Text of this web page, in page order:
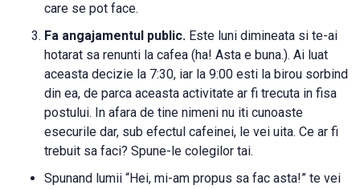
care se pot face.
Fa angajamentul public. Este luni dimineata si te-ai
hotarat sa renunti la cafea (ha! Asta e buna.). Ai luat
aceasta decizie la 7:30, iar la 9:00 esti la birou sorbind
din ea, de parca aceasta activitate ar fi trecuta in fisa
postului. In afara de tine nimeni nu iti cunoaste
esecurile dar, sub efectul cafeinei, le vei uita. Ce ar fi
trebuit sa faci? Spune-le colegilor tai.
Spunand lumii “Hei, mi-am propus sa fac asta!” te vei